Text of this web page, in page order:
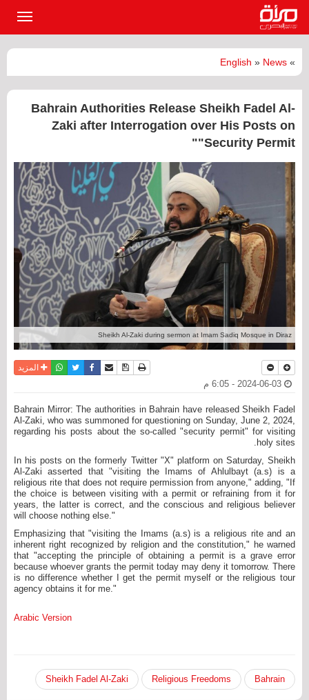
»
English » News
Bahrain Authorities Release Sheikh Fadel Al-
Zaki after Interrogation over His Posts on
"Security Permit"
Sheikh Al-Zaki during sermon at Imam Sadiq Mosque in Diraz
نسخة للطباعة
حفظ الموضوع
أرسل الى صديق
فيسبوكتويترواتسابالمزيد
Bahrain Mirror: The authorities in Bahrain have released Sheikh Fadel
Al-Zaki, who was summoned for questioning on Sunday, June 2, 2024,
regarding his posts about the so-called "security permit" for visiting
holy sites.
In his posts on the formerly Twitter "X" platform on Saturday, Sheikh
Al-Zaki asserted that "visiting the Imams of Ahlulbayt (a.s) is a
religious rite that does not require permission from anyone," adding, "If
the choice is between visiting with a permit or refraining from it for
years, the latter is correct, and the conscious and religious believer
will choose nothing else."
Emphasizing that "visiting the Imams (a.s) is a religious rite and an
inherent right recognized by religion and the constitution," he warned
that "accepting the principle of obtaining a permit is a grave error
because whoever grants the permit today may deny it tomorrow. There
is no difference whether I get the permit myself or the religious tour
agency obtains it for me."
Arabic Version
Bahrain
Religious Freedoms
Sheikh Fadel Al-Zaki